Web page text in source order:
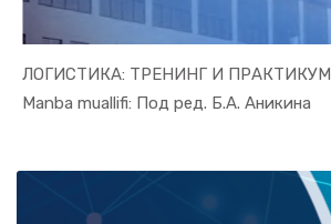
ЛОГИСТИКА: ТРЕНИНГ И ПРАКТИКУМ
Manba muallifi: Под ред. Б.А. Аникина
In Xizmat ...